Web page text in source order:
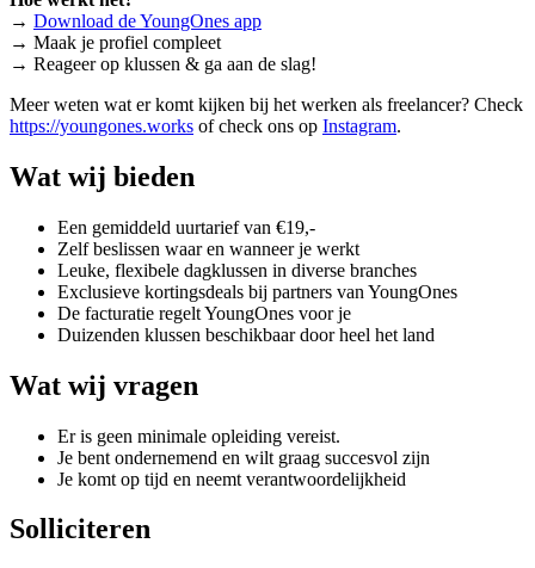
→ Download de YoungOnes app
→ Maak je profiel compleet
→ Reageer op klussen & ga aan de slag!
Meer weten wat er komt kijken bij het werken als freelancer? Check
https://youngones.works of check ons op Instagram.
Wat wij bieden
Een gemiddeld uurtarief van €19,-
Zelf beslissen waar en wanneer je werkt
Leuke, flexibele dagklussen in diverse branches
Exclusieve kortingsdeals bij partners van YoungOnes
De facturatie regelt YoungOnes voor je
Duizenden klussen beschikbaar door heel het land
Wat wij vragen
Er is geen minimale opleiding vereist.
Je bent ondernemend en wilt graag succesvol zijn
Je komt op tijd en neemt verantwoordelijkheid
Solliciteren